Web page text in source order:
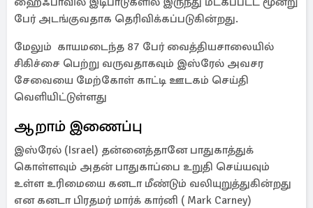
பேர் அடங்குவதாக தெரிவிக்கப்படுகின்றது.
மேலும் காயமடைந்த 87 பேர் வைத்தியசாலையில்
சிகிச்சை பெற்று வருவதாகவும் இஸ்ரேல் அவசர
சேவையை மேற்கோள் காட்டி ஊடகம் செய்தி
வெளியிட்டுள்ளது
ஆறாம் இணைப்பு
இஸ்ரேல் (Israel) தன்னைத்தானே பாதுகாத்துக்
கொள்ளவும் அதன் பாதுகாப்பை உறுதி செய்யவும்
உள்ள உரிமையை கனடா மீண்டும் வலியுறுத்துகின்றது
என கனடா பிரதமர் மார்க் கார்னி ( Mark Carney)